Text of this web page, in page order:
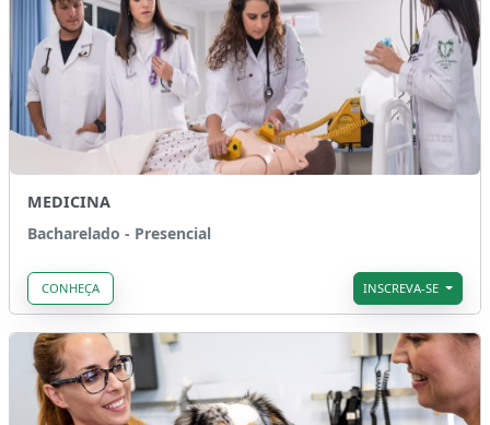
MEDICINA
Bacharelado - Presencial
CONHEÇA INSCREVA-SE